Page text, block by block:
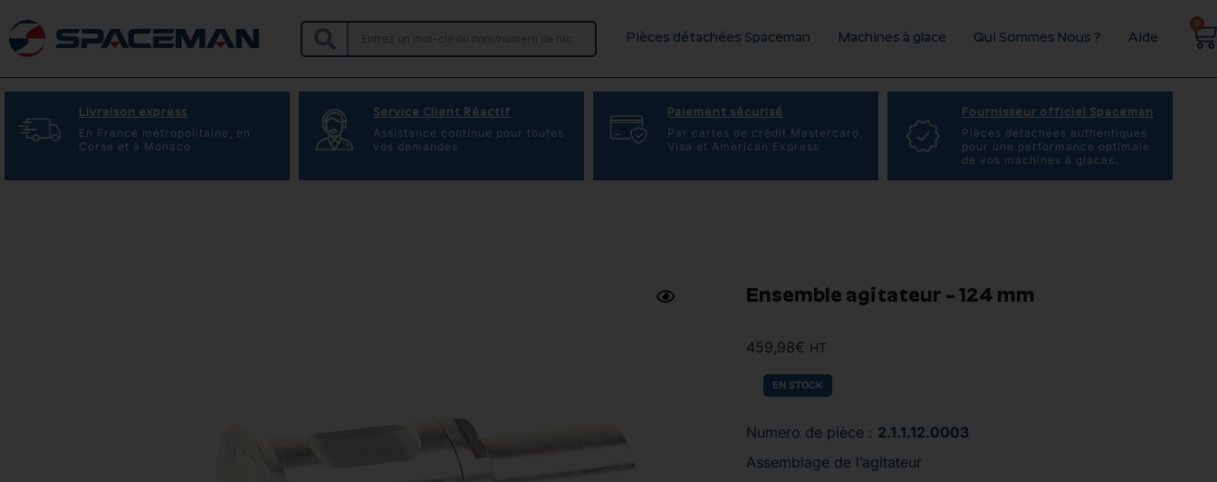
Pièces détachées Spaceman Machines à glace Qui Sommes Nous ? Aide
0
Livraison express
En France métropolitaine, en
Corse et à Monaco
Service Client Réactif
Assistance continue pour toutes
vos demandes
Paiement sécurisé
Par cartes de crédit Mastercard,
Visa et American Express
Fournisseur officiel Spaceman
Pièces détachées authentiques
pour une performance optimale
de vos machines à glaces.
Ensemble agitateur – 124 mm
459,98€ HT
EN STOCK
Numero de pièce : 2.1.1.12.0003
Assemblage de l’agitateur